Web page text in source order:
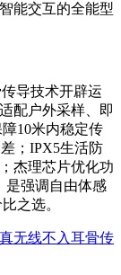
能交互的全能型
导技术开辟运
配户外采样、即
10米内稳定传
；IPX5生活防
杰理芯片优化功
是强调自由体感
之选。
无线不入耳骨传